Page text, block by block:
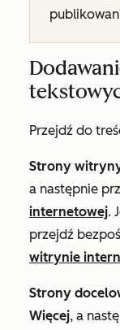
Przejdź do
Strony
a następnie
internetowej.
przejdź
witrynie
Strony
Więcej, a